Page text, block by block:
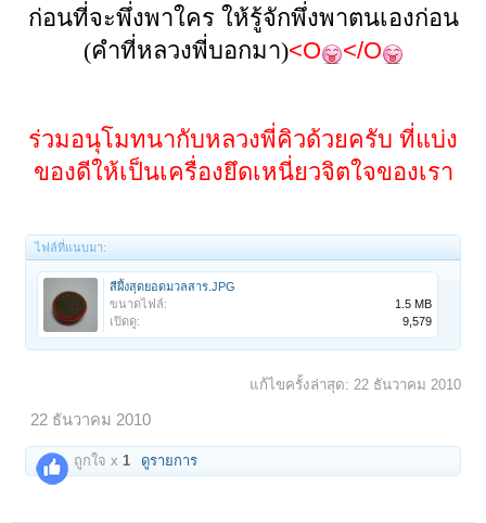
ก่อนที่จะพึ่งพาใคร ให้รู้จักพึ่งพาตนเองก่อน
(คำที่หลวงพี่บอกมา)<O </O
ร่วมอนุโมทนากับหลวงพี่คิวด้วยครับ ที่แบ่ง
ของดีให้เป็นเครื่องยึดเหนี่ยวจิตใจของเรา
ไฟล์ที่แนบมา:
สีผึ้งสุดยอดมวลสาร.JPG
ขนาดไฟล์:
1.5 MB
เปิดดู:
9,579
แก้ไขครั้งล่าสุด: 22 ธันวาคม 2010
22 ธันวาคม 2010
ถูกใจ x 1 ดูรายการ